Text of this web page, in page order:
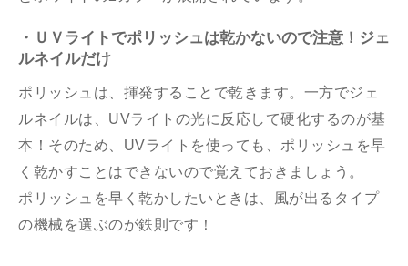
・ＵＶライトでポリッシュは乾かないので注意！ジェ
ルネイルだけ
ポリッシュは、揮発することで乾きます。一方でジェ
ルネイルは、UVライトの光に反応して硬化するのが基
本！そのため、UVライトを使っても、ポリッシュを早
く乾かすことはできないので覚えておきましょう。
ポリッシュを早く乾かしたいときは、風が出るタイプ
の機械を選ぶのが鉄則です！